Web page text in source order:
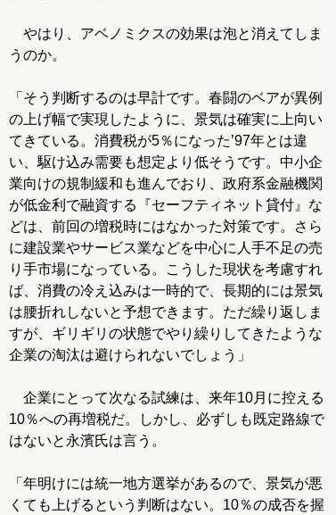
やはり、アベノミクスの効果は泡と消えてしま
うのか。
「そう判断するのは早計です。春闘のベアが異例
の上げ幅で実現したように、景気は確実に上向い
てきている。消費税が5％になった’97年とは違
い、駆け込み需要も想定より低そうです。中小企
業向けの規制緩和も進んでおり、政府系金融機関
が低金利で融資する『セーフティネット貸付』な
どは、前回の増税時にはなかった対策です。さら
に建設業やサービス業などを中心に人手不足の売
り手市場になっている。こうした現状を考慮すれ
ば、消費の冷え込みは一時的で、長期的には景気
は腰折れしないと予想できます。ただ繰り返しま
すが、ギリギリの状態でやり繰りしてきたような
企業の淘汰は避けられないでしょう」
企業にとって次なる試練は、来年10月に控える
10％への再増税だ。しかし、必ずしも既定路線で
はないと永濱氏は言う。
「年明けには統一地方選挙があるので、景気が悪
くても上げるという判断はない。10％の成否を握